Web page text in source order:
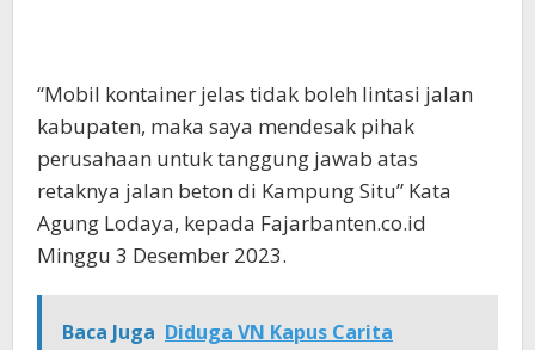
“Mobil kontainer jelas tidak boleh lintasi jalan
kabupaten, maka saya mendesak pihak
perusahaan untuk tanggung jawab atas
retaknya jalan beton di Kampung Situ” Kata
Agung Lodaya, kepada Fajarbanten.co.id
Minggu 3 Desember 2023.
Baca Juga Diduga VN Kapus Carita